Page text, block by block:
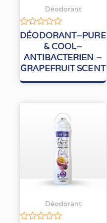
Déodorant
Note
0
DÉODORANT–PURE
& COOL–
ANTIBACTERIEN –
GRAPEFRUIT SCENT
Déodorant